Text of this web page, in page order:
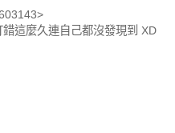
這麼久連自己都沒發現到 XD